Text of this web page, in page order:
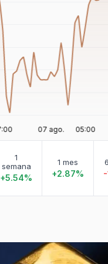
1
semana
+5.54%
1 mes
+2.87%